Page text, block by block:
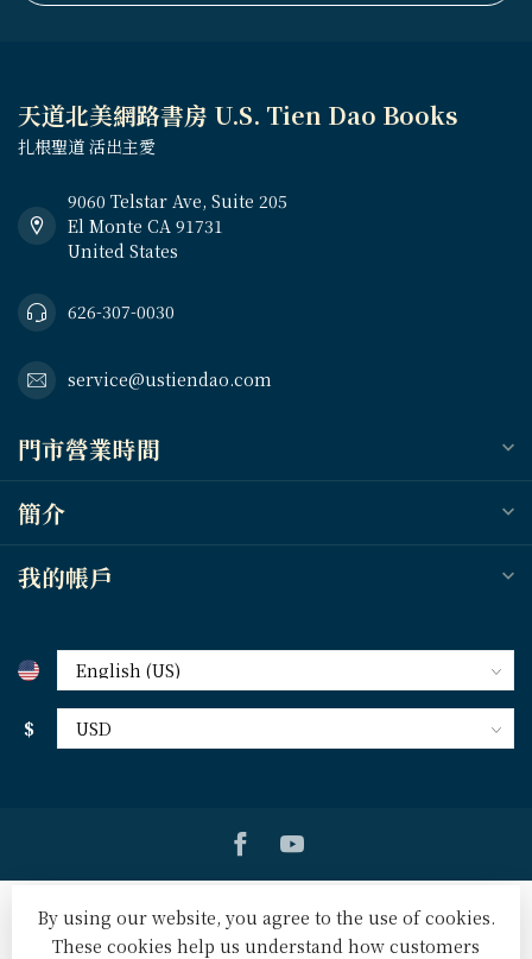
天道北美網路書房 U.S. Tien Dao Books
扎根聖道 活出主愛
9060 Telstar Ave, Suite 205
El Monte CA 91731
United States
626-307-0030
service@ustiendao.com
門市營業時間
簡介
我的帳戶
$
By using our website, you agree to the use of cookies.
These cookies help us understand how customers